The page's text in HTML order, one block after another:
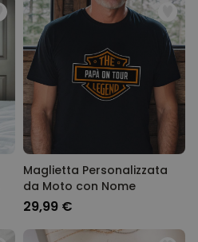
Maglietta Personalizzata
da Moto con Nome
29,99 €